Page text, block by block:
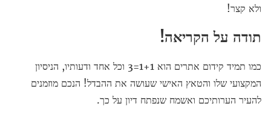
ולא קצר!
תודה על הקריאה!
כמו תמיד קידום אתרים הוא 1+1=3 וכל אחד ודעותיו, הניסיון
המקצועי שלו והטאץ האישי שעושה את ההבדל! הנכם מוזמנים
להעיר הערותיכם ואשמח שנפתח דיון על כך.